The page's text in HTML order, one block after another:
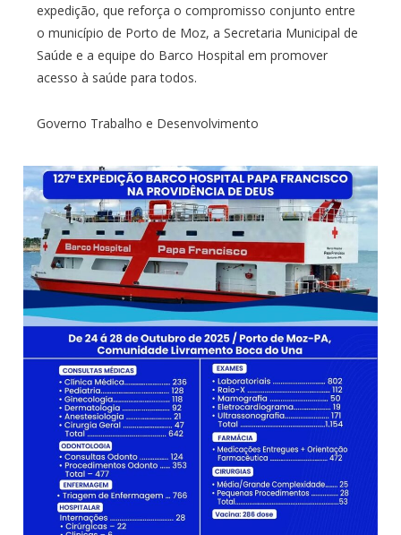
expedição, que reforça o compromisso conjunto entre
o município de Porto de Moz, a Secretaria Municipal de
Saúde e a equipe do Barco Hospital em promover
acesso à saúde para todos.
Governo Trabalho e Desenvolvimento